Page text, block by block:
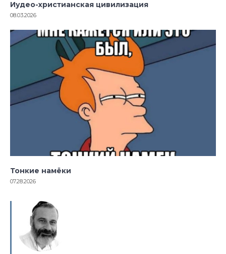
Иудео-христианская цивилизация
08.03.2026
Тонкие намёки
07.28.2026